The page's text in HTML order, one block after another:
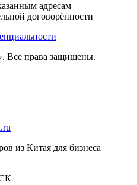
адресам
договорённости
Все права защищены.
из Китая для бизнеса